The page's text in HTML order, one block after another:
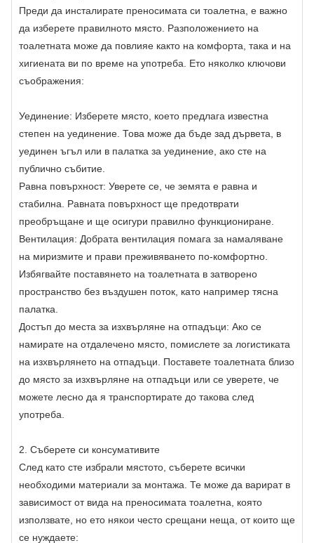
Преди да инсталирате преносимата си тоалетна, е важно
да изберете правилното място. Разположението на
тоалетната може да повлияе както на комфорта, така и на
хигиената ви по време на употреба. Ето няколко ключови
съображения:
Уединение: Изберете място, което предлага известна
степен на уединение. Това може да бъде зад дървета, в
уединен ъгъл или в палатка за уединение, ако сте на
публично събитие.
Равна повърхност: Уверете се, че земята е равна и
стабилна. Равната повърхност ще предотврати
преобръщане и ще осигури правилно функциониране.
Вентилация: Добрата вентилация помага за намаляване
на миризмите и прави преживяването по-комфортно.
Избягвайте поставянето на тоалетната в затворено
пространство без въздушен поток, като например тясна
палатка.
Достъп до места за изхвърляне на отпадъци: Ако се
намирате на отдалечено място, помислете за логистиката
на изхвърлянето на отпадъци. Поставете тоалетната близо
до място за изхвърляне на отпадъци или се уверете, че
можете лесно да я транспортирате до такова след
употреба.
2. Съберете си консумативите
След като сте избрали мястото, съберете всички
необходими материали за монтажа. Те може да варират в
зависимост от вида на преносимата тоалетна, която
използвате, но ето някои често срещани неща, от които ще
се нуждаете: